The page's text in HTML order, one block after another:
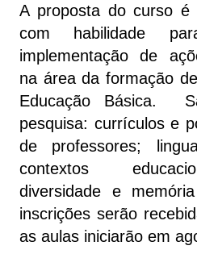
A proposta do curso é
com habilidade
implementação de
na área da formação
Educação Básica.
pesquisa: currículos e
de professores;
contextos
diversidade e
inscrições serão
as aulas iniciarão em